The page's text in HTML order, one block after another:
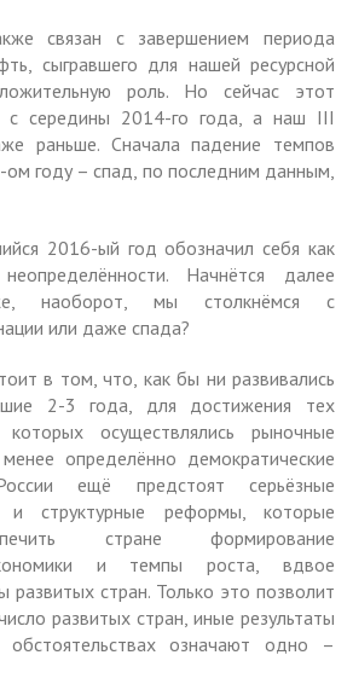
связан с завершением периода
сыгравшего для нашей ресурсной
роль. Но сейчас этот
с середины 2014-го года, а наш III
раньше. Сначала падение темпов
году – спад, по последним данным,
2016-ый год обозначил себя как
Начнётся далее
наоборот, мы столкнёмся с
или даже спада?
в том, что, как бы ни развивались
2-3 года, для достижения тех
которых осуществлялись рыночные
определённо демократические
ещё предстоят серьёзные
и структурные реформы, которые
стране формирование
и темпы роста, вдвое
стран. Только это позволит
развитых стран, иные результаты
означают одно –